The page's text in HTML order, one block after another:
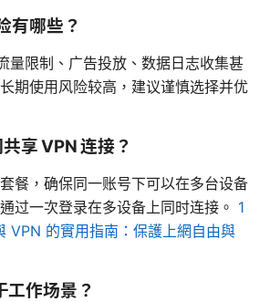
有哪些？
量限制、广告投放、数据日志收集甚
期使用风险较高，建议谨慎选择并优
享 VPN 连接？
餐，确保同一账号下可以在多台设备
过一次登录在多设备上同时连接。 1
VPN 的實用指南：保護上網自由與
工作场景？